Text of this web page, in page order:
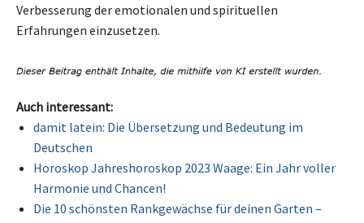
Verbesserung der emotionalen und spirituellen
Erfahrungen einzusetzen.
Auch interessant:
damit latein: Die Übersetzung und Bedeutung im
Deutschen
Horoskop Jahreshoroskop 2023 Waage: Ein Jahr voller
Harmonie und Chancen!
Die 10 schönsten Rankgewächse für deinen Garten –